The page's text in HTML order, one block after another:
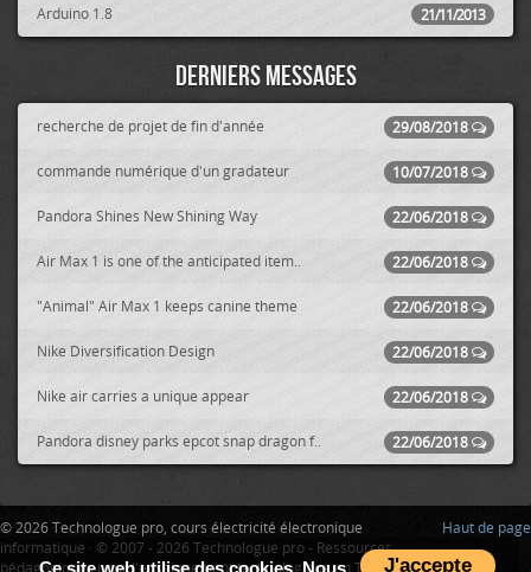
21/11/2013
Arduino 1.8
Derniers messages
29/08/2018
recherche de projet de fin d'année
10/07/2018
commande numérique d'un gradateur
22/06/2018
Pandora Shines New Shining Way
22/06/2018
Air Max 1 is one of the anticipated item..
22/06/2018
"Animal" Air Max 1 keeps canine theme
22/06/2018
Nike Diversification Design
22/06/2018
Nike air carries a unique appear
22/06/2018
Pandora disney parks epcot snap dragon f..
Haut de page
© 2026 Technologue pro, cours électricité électronique
informatique · © 2007 - 2026 Technologue pro - Ressources
pédagogiques pour l'enseignement technologique en TunisieJ'accepte
Ce site web utilise des cookies. Nous